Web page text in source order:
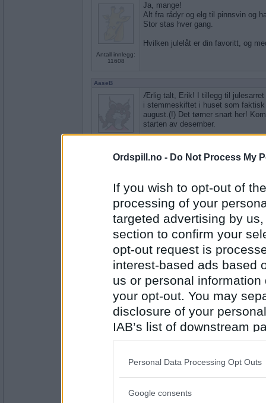
Ordspill.no - Do Not Process My
If you wish to opt-out of
processing of your
targeted advertising by
section to confirm your
opt-out request is
interest-based ads based
us or personal
your opt-out. You may
disclosure of your
IAB’s list of downstream
also be disclosed by us
Downstream Participants
Please note that this
Personal Data Processing Opt Outs
Google consents
Antall innlegg:
11608
Ja, mange!
Alt fra rådyr og elg til pinnsvin og
Stor stas hver gang.
Hvilken julelåt er din favoritt, og
AaseB
Ærlig talt, Erik! I tillegg til julesarret
i stemmeskiftet i huset som
august.(!) Det tørner snart her!
starten av desember.
fullføre resonnementene sine på
noe de og vi som ser på, bør
- Ikke medlem lenger
Antall innlegg:
11608
(Hurra for guttungen!)
Nei, det er helt greit at
forsøke å komme forbi de på
politikerne, men av og til blir det
Hvilket område er viktigst for deg i
Antall innlegg:
Dessverre det mest nærliggende:
Morsommere om jeg kunne sagt
Har du fine turstier i nærområdet?